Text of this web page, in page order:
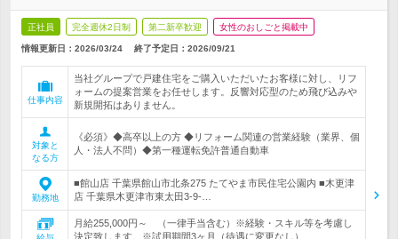
正社員 完全週休2日制 第二新卒歓迎 女性のおしごと掲載中
情報更新日：2026/03/24 終了予定日： 2026/09/21
仕事内容
当社グループで戸建住宅をご購入いただいたお客様に対し、リフ
ォームの提案営業をお任せします。反響対応型のため飛び込みや
新規開拓はありません。
対象と
なる方
《必須》◆高卒以上の方 ◆リフォーム関連の営業経験（業界、個
人・法人不問）◆第一種運転免許普通自動車
勤務地
■館山店 千葉県館山市北条275 たてやま市民住宅公園内 ■木更津
店 千葉県木更津市東太田3-9-…
月給255,000円～ （一律手当含む）※経験・スキル等を考慮し
決定致します。※試用期間3ヶ月（待遇に変更なし）